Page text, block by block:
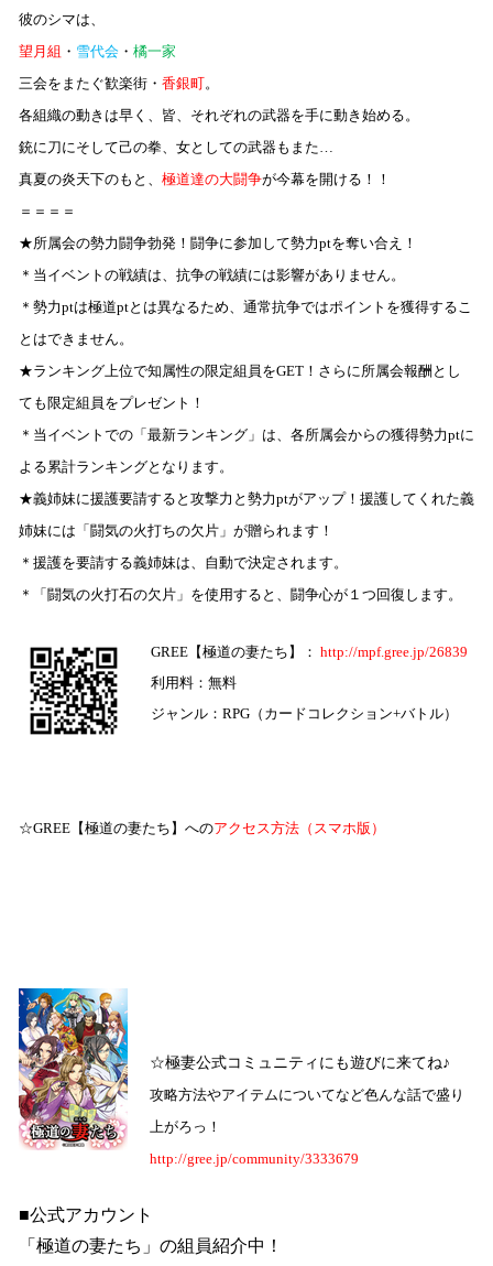
彼のシマは、
望月組 ・ 雪代会 ・ 橘一家
三会をまたぐ歓楽街・ 香銀町。
各組織の動きは早く、皆、それぞれの武器を手に動き始める。
銃に刀にそして己の拳、女としての武器もまた…
真夏の炎天下のもと、 極道達の大闘争が今幕を開ける！！
＝＝＝＝
★所属会の勢力闘争勃発！闘争に参加して勢力ptを奪い合え！
＊当イベントの戦績は、抗争の戦績には影響がありません。
＊勢力ptは極道ptとは異なるため、通常抗争ではポイントを獲得するこ
とはできません。
★ランキング上位で知属性の限定組員をGET！さらに所属会報酬とし
ても限定組員をプレゼント！
＊当イベントでの「最新ランキング」は、各所属会からの獲得勢力ptに
よる累計ランキングとなります。
★義姉妹に援護要請すると攻撃力と勢力ptがアップ！援護してくれた義
姉妹には「闘気の火打ちの欠片」が贈られます！
＊援護を要請する義姉妹は、自動で決定されます。
＊「闘気の火打石の欠片」を使用すると、闘争心が１つ回復します。
GREE 【極道の妻たち】： http://mpf.gree.jp/26839
利用料：無料
ジャンル：RPG（カードコレクション+バトル）
☆GREE【極道の妻たち】へのアクセス方法（スマホ版）
☆極妻公式コミュニティにも遊びに来てね♪
攻略方法やアイテムについてなど色んな話で盛り
上がろっ！
http://gree.jp/community/3333679
■公式アカウント
「極道の妻たち」の組員紹介中！